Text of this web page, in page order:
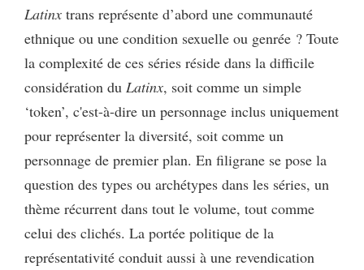
Latinx trans représente d’abord une communauté
ethnique ou une condition sexuelle ou genrée ? Toute
la complexité de ces séries réside dans la difficile
considération du Latinx, soit comme un simple
‘token’, c'est-à-dire un personnage inclus uniquement
pour représenter la diversité, soit comme un
personnage de premier plan. En filigrane se pose la
question des types ou archétypes dans les séries, un
thème récurrent dans tout le volume, tout comme
celui des clichés. La portée politique de la
représentativité conduit aussi à une revendication